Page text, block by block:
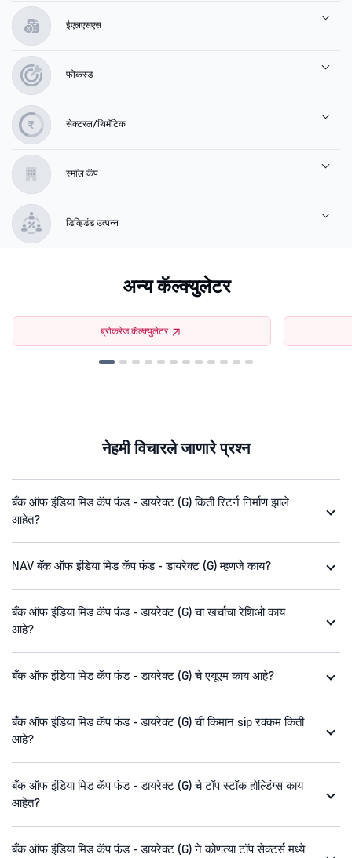
ईएलएसएस
फोकस्ड
सेक्टरल/थिमॅटिक
स्मॉल कॅप
डिव्हिडंड उत्पन्न
अन्य कॅल्क्युलेटर
ब्रोकरेज कॅल्क्युलेटर
नेहमी विचारले जाणारे प्रश्न
बँक ऑफ इंडिया मिड कॅप फंड - डायरेक्ट (G) किती रिटर्न निर्माण झाले
आहेत?
NAV बँक ऑफ इंडिया मिड कॅप फंड - डायरेक्ट (G) म्हणजे काय?
बँक ऑफ इंडिया मिड कॅप फंड - डायरेक्ट (G) चा खर्चाचा रेशिओ काय
आहे?
बँक ऑफ इंडिया मिड कॅप फंड - डायरेक्ट (G) चे एयूएम काय आहे?
बँक ऑफ इंडिया मिड कॅप फंड - डायरेक्ट (G) ची किमान sip रक्कम किती
आहे?
बँक ऑफ इंडिया मिड कॅप फंड - डायरेक्ट (G) चे टॉप स्टॉक होल्डिंग्स काय
आहेत?
बँक ऑफ इंडिया मिड कॅप फंड - डायरेक्ट (G) ने कोणत्या टॉप सेक्टर्स मध्ये